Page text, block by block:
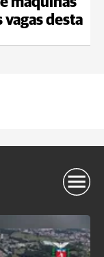
vagas desta